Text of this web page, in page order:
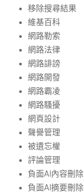
移除搜尋結果
維基百科
網路勒索
網路法律
網路誹謗
網路開發
網路霸凌
網路騷擾
網頁設計
聲譽管理
被遺忘權
評論管理
負面AI內容刪除
負面AI摘要刪除